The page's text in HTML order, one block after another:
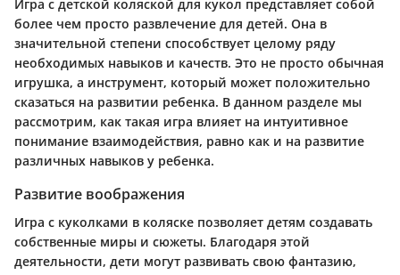
Игра с детской коляской для кукол представляет собой
более чем просто развлечение для детей. Она в
значительной степени способствует целому ряду
необходимых навыков и качеств. Это не просто обычная
игрушка, а инструмент, который может положительно
сказаться на развитии ребенка. В данном разделе мы
рассмотрим, как такая игра влияет на интуитивное
понимание взаимодействия, равно как и на развитие
различных навыков у ребенка.
Развитие воображения
Игра с куколками в коляске позволяет детям создавать
собственные миры и сюжеты. Благодаря этой
деятельности, дети могут развивать свою фантазию,